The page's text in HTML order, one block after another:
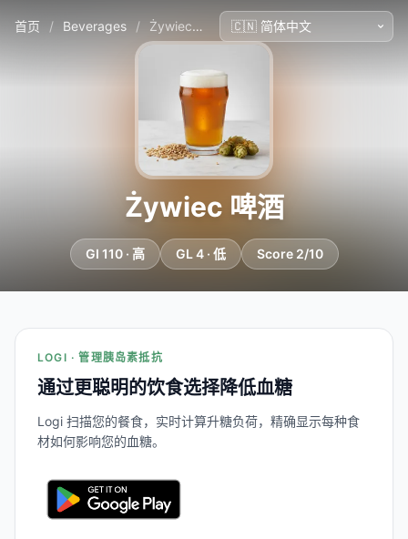
首页 / Beverages / Żywiec 啤酒
Żywiec 啤酒
GI 110 · 高 GL 4 · 低 Score 2/10
LOGI · 管理胰岛素抵抗
通过更聪明的饮食选择降低血糖
Logi 扫描您的餐食，实时计算升糖负荷，精确显示每种食
材如何影响您的血糖。